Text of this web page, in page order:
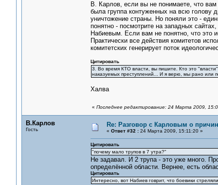
В. Карлов, если вы не понимаете, что
была группа контуженных на всю голову
уничтожение страны. Но поняли это -
понятно - посмотрите на западных
Набиевым. Если вам не понятно, что это
Практически все действия комитетов
комитетских генерирует поток
Цитировать
3. Во время КТО власти, вы пишите. Кто это
наказуемых преступлений... И я верю, мы рано или
Халва
« Последнее редактирование: 24 Марта 2009,
В.Карлов
Гость
Re: Разговор с Карловым о
« Ответ #32 :24 Марта 2009, 15:11:20 »
Цитировать
"почему мало трупов в 7 утра?"
Не задавал. И 2 трупа - это уже много.
определённой области. Вернее, есть
Цитировать
Интересно, вот Набиев говрит, что боевики